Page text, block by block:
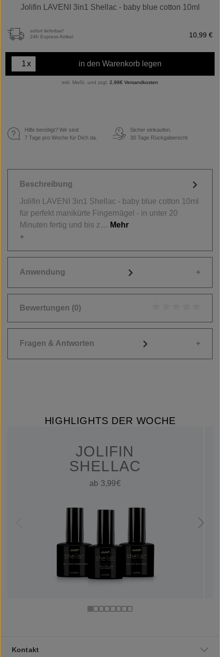
Jolifin LAVENI 3in1 Shellac - baby blue cotton 10ml
sofort lieferbar!
24h Express Artikel
10,99 €
x in den Warenkorb legen
inkl. MwSt. und zzgl. 2,99€ Versandkosten
Hilfe benötigt? Wir sind
7 Tage pro Woche für Dich da.
€
Sicher einkaufen.
30 Tage Rückgaberecht
Beschreibung
Jolifin LAVENI 3in1 Shellac - baby blue cotton 10ml
für perfekt manikürte Fingernägel - in unter 20
Minuten fertig und bis z… Mehr
Anwendung
Bewertungen (0)
Fragen & Antworten
HIGHLIGHTS DER WOCHE
JOLIFIN
SHELLAC
ab 3,99€
Kontakt